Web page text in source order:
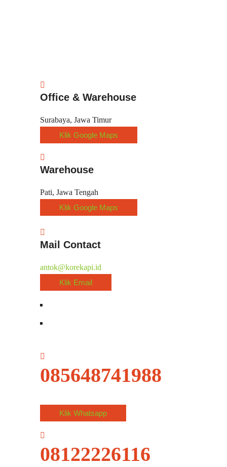
Office & Warehouse
Surabaya, Jawa Timur
Klik Google Maps
Warehouse
Pati, Jawa Tengah
Klik Google Maps
Mail Contact
antok@korekapi.id
Klik Email
085648741988
Klik Whatsapp
08122226116